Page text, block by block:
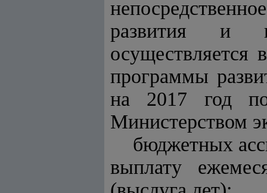
развития и
осуществляется
программы
на 2017 год
Министерством
бюджетных
выплату